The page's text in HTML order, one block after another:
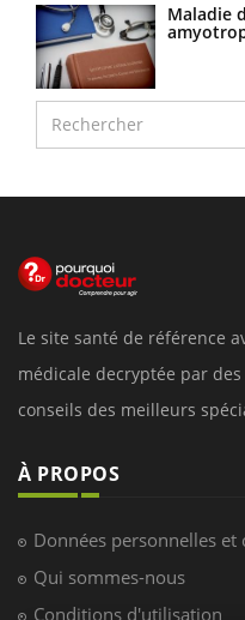
Maladie
Le site santé de référence
médicale decryptée par
conseils des meilleurs
À PROPOS
Données personnelles et
Qui sommes-nous
Conditions d'utilisation